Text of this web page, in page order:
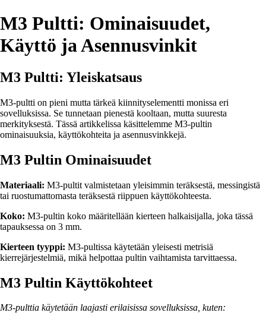
M3 Pultti: Ominaisuudet,
Käyttö ja Asennusvinkit
M3 Pultti: Yleiskatsaus
M3-pultti on pieni mutta tärkeä kiinnityselementti monissa eri
sovelluksissa. Se tunnetaan pienestä kooltaan, mutta suuresta
merkityksestä. Tässä artikkelissa käsittelemme M3-pultin
ominaisuuksia, käyttökohteita ja asennusvinkkejä.
M3 Pultin Ominaisuudet
Materiaali: M3-pultit valmistetaan yleisimmin teräksestä, messingistä
tai ruostumattomasta teräksestä riippuen käyttökohteesta.
Koko: M3-pultin koko määritellään kierteen halkaisijalla, joka tässä
tapauksessa on 3 mm.
Kierteen tyyppi: M3-pultissa käytetään yleisesti metrisiä
kierrejärjestelmiä, mikä helpottaa pultin vaihtamista tarvittaessa.
M3 Pultin Käyttökohteet
M3-pulttia käytetään laajasti erilaisissa sovelluksissa, kuten: